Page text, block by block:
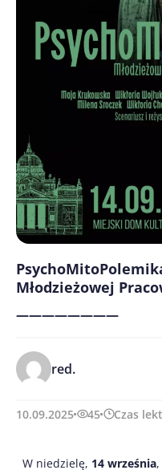
Młodzieżowej
————————
red.
10.09.2025 45 Czas
W niedzielę, 14 września